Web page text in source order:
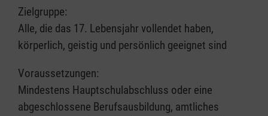
Zielgruppe:
Alle, die das 17. Lebensjahr vollendet haben,
körperlich, geistig und persönlich geeignet sind
Voraussetzungen:
Mindestens Hauptschulabschluss oder eine
abgeschlossene Berufsausbildung, amtliches